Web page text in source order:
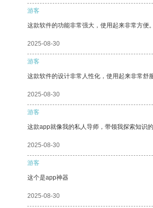
游客
这款软件的功能非常强大，使用起来非常方便。
2025-08-30
游客
这款软件的设计非常人性化，使用起来非常舒服
2025-08-30
游客
这款app就像我的私人导师，带领我探索知识的
2025-08-30
游客
这个是app神器
2025-08-30